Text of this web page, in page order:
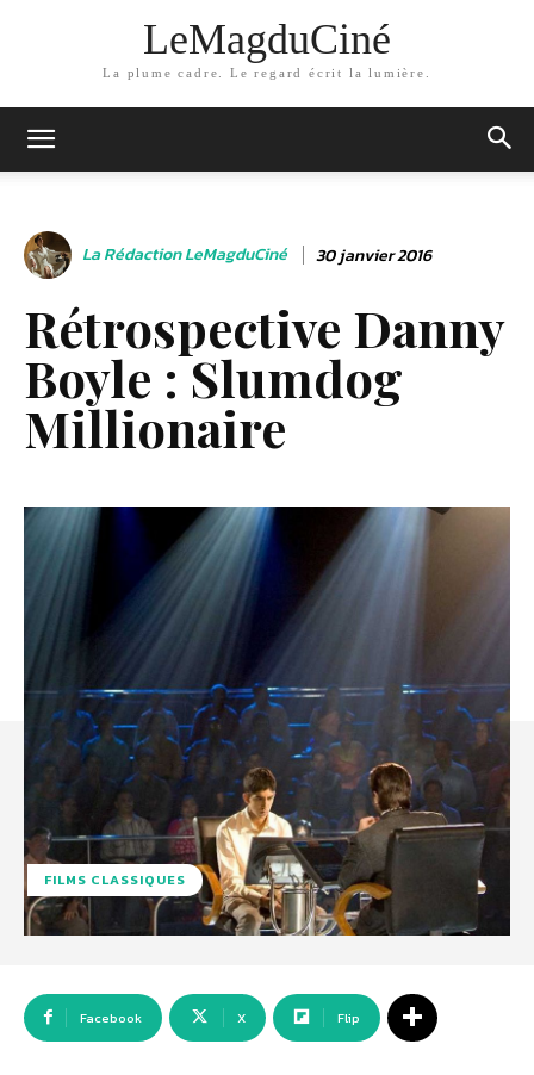
LeMagduCiné
La plume cadre. Le regard écrit la lumière.
La Rédaction LeMagduCiné 30 janvier 2016
Rétrospective Danny
Boyle : Slumdog
Millionaire
FILMS CLASSIQUES
Facebook X Flip